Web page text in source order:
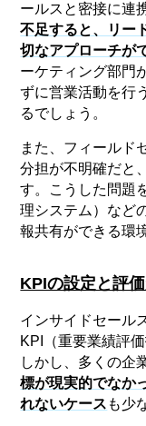
ールスと密接に連
不足すると、リー
切なアプローチが
ーケティング部門
ずに営業活動を行
るでしょう。
また、フィールド
分担が不明確だと
す。こうした問題
理システム）など
報共有ができる環
KPIの設定と評
インサイドセール
KPI（重要業績評
しかし、多くの企
標が現実的でなか
れないケース も少